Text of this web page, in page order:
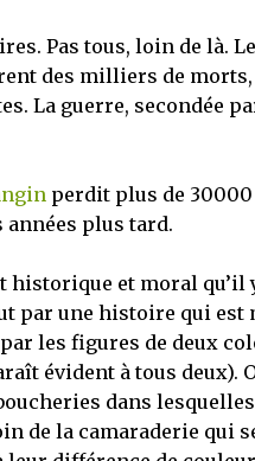
Pas tous, loin de là.
des milliers de
La guerre, secondée
perdit plus de 30000
années plus tard.
historique et moral
par une histoire qui
les figures de deux
évident à tous deux).
dans
de la camaraderie qui